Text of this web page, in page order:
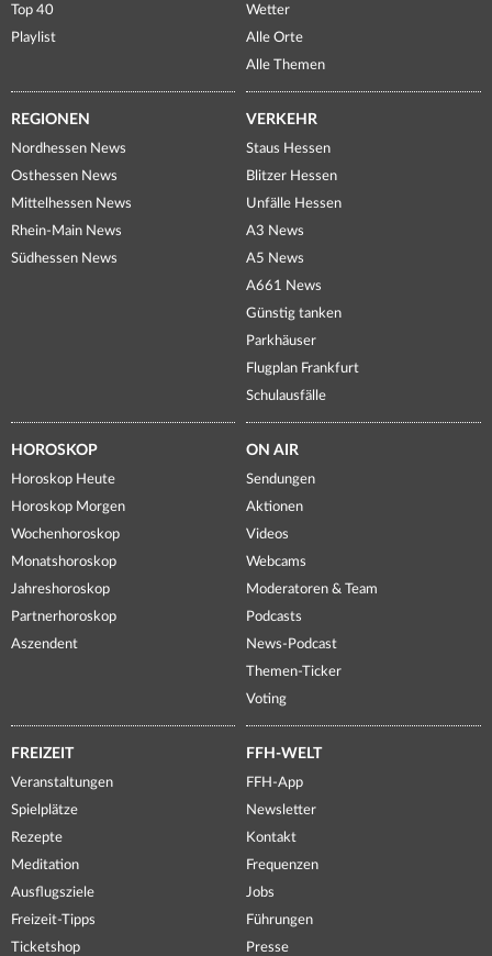
Top 40
Playlist
Wetter
Alle Orte
Alle Themen
REGIONEN
Nordhessen News
Osthessen News
Mittelhessen News
Rhein-Main News
Südhessen News
VERKEHR
Staus Hessen
Blitzer Hessen
Unfälle Hessen
A3 News
A5 News
A661 News
Günstig tanken
Parkhäuser
Flugplan Frankfurt
Schulausfälle
HOROSKOP
Horoskop Heute
Horoskop Morgen
Wochenhoroskop
Monatshoroskop
Jahreshoroskop
Partnerhoroskop
Aszendent
ON AIR
Sendungen
Aktionen
Videos
Webcams
Moderatoren & Team
Podcasts
News-Podcast
Themen-Ticker
Voting
FREIZEIT
Veranstaltungen
Spielplätze
Rezepte
Meditation
Ausflugsziele
Freizeit-Tipps
Ticketshop
FFH-WELT
FFH-App
Newsletter
Kontakt
Frequenzen
Jobs
Führungen
Presse